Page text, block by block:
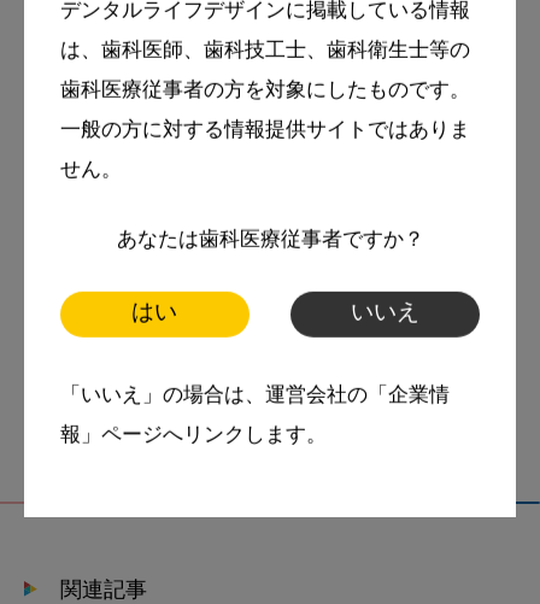
デンタルライフデザインに掲載している情報
は、歯科医師、歯科技工士、歯科衛生士等の
歯科医療従事者の方を対象にしたものです。
一般の方に対する情報提供サイトではありま
せん。
あなたは歯科医療従事者ですか？
はい いいえ
「いいえ」の場合は、運営会社の「企業情
報」ページへリンクします。
ホワイトクロス
お悩み相談室
スマイル＋アーカイブ
関連記事